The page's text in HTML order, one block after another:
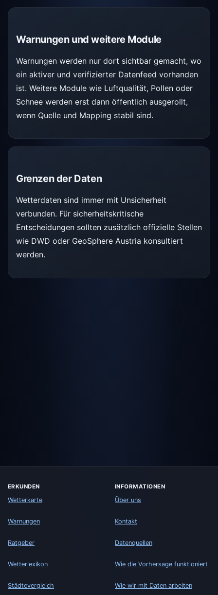
Warnungen und weitere Module
Warnungen werden nur dort sichtbar gemacht, wo
ein aktiver und verifizierter Datenfeed vorhanden
ist. Weitere Module wie Luftqualität, Pollen oder
Schnee werden erst dann öffentlich ausgerollt,
wenn Quelle und Mapping stabil sind.
Grenzen der Daten
Wetterdaten sind immer mit Unsicherheit
verbunden. Für sicherheitskritische
Entscheidungen sollten zusätzlich offizielle Stellen
wie DWD oder GeoSphere Austria konsultiert
werden.
ERKUNDEN
Wetterkarte
Warnungen
Ratgeber
Wetterlexikon
Städtevergleich
INFORMATIONEN
Über uns
Kontakt
Datenquellen
Wie die Vorhersage funktioniert
Wie wir mit Daten arbeiten